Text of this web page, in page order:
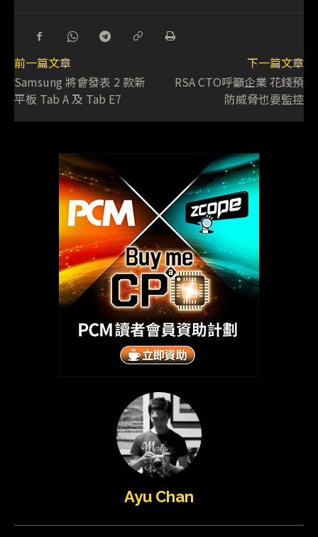
前一篇文章
Samsung 將會發表 2 款新
平板 Tab A 及 Tab E7
下一篇文章
RSA CTO呼籲企業 花錢預
防威脅也要監控
Ayu Chan